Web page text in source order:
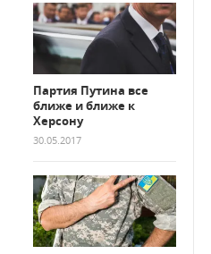
Партия Путина все
ближе и ближе к
Херсону
30.05.2017